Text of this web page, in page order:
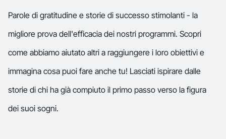
Parole di gratitudine e storie di successo stimolanti - la
migliore prova dell'efficacia dei nostri programmi. Scopri
come abbiamo aiutato altri a raggiungere i loro obiettivi e
immagina cosa puoi fare anche tu! Lasciati ispirare dalle
storie di chi ha già compiuto il primo passo verso la figura
dei suoi sogni.